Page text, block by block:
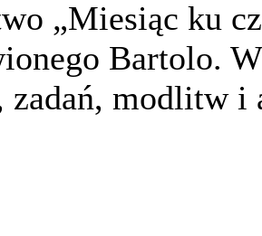
„Miesiąc ku
Bartolo.
zadań, modlitw